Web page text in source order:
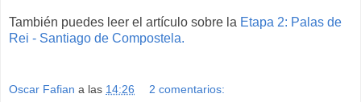
También puedes leer el artículo sobre la Etapa 2: Palas de
Rei - Santiago de Compostela.
Oscar Fafian a las 14:26 2 comentarios: